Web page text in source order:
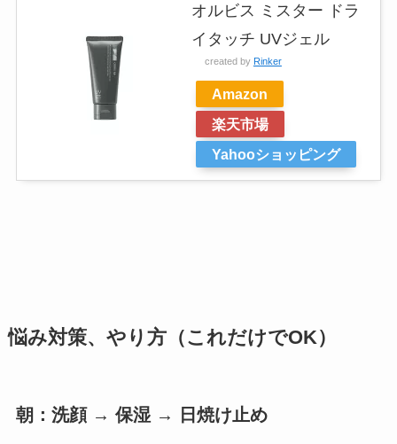
オルビス ミスター ドラ
イタッチ UVジェル
created by Rinker
Amazon
楽天市場
Yahooショッピング
悩み対策、やり方（これだけでOK）
朝：洗顔 → 保湿 → 日焼け止め